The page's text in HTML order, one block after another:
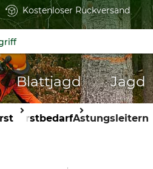
Kostenloser Rückversand
Blattjagd Jagd
ForstbedarfAstungsleitern